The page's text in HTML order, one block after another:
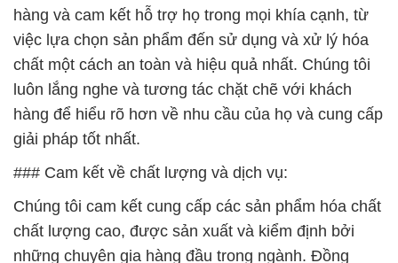
hàng và cam kết hỗ trợ họ trong mọi khía cạnh, từ
việc lựa chọn sản phẩm đến sử dụng và xử lý hóa
chất một cách an toàn và hiệu quả nhất. Chúng tôi
luôn lắng nghe và tương tác chặt chẽ với khách
hàng để hiểu rõ hơn về nhu cầu của họ và cung cấp
giải pháp tốt nhất.
### Cam kết về chất lượng và dịch vụ:
Chúng tôi cam kết cung cấp các sản phẩm hóa chất
chất lượng cao, được sản xuất và kiểm định bởi
những chuyên gia hàng đầu trong ngành. Đồng